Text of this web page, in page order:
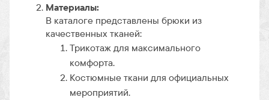
Материалы:
В каталоге представлены брюки из
качественных тканей:
Трикотаж для максимального
комфорта.
Костюмные ткани для официальных
мероприятий.